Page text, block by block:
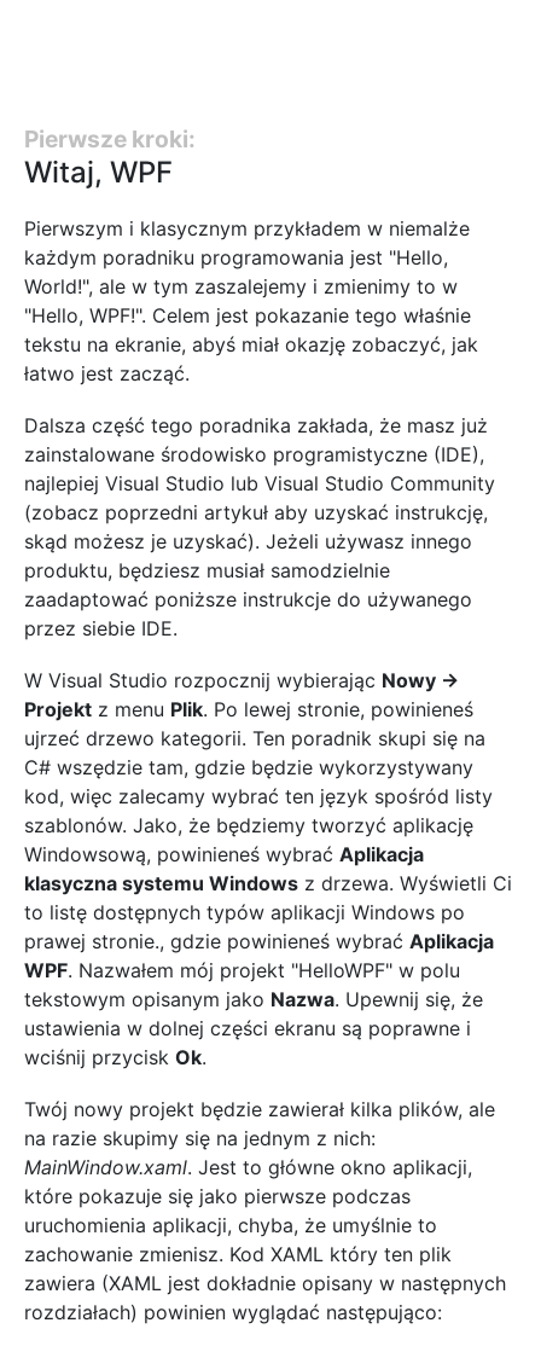
Pierwsze kroki:
Witaj, WPF
Pierwszym i klasycznym przykładem w niemalże
każdym poradniku programowania jest "Hello,
World!", ale w tym zaszalejemy i zmienimy to w
"Hello, WPF!". Celem jest pokazanie tego właśnie
tekstu na ekranie, abyś miał okazję zobaczyć, jak
łatwo jest zacząć.
Dalsza część tego poradnika zakłada, że masz już
zainstalowane środowisko programistyczne (IDE),
najlepiej Visual Studio lub Visual Studio Community
(zobacz poprzedni artykuł aby uzyskać instrukcję,
skąd możesz je uzyskać). Jeżeli używasz innego
produktu, będziesz musiał samodzielnie
zaadaptować poniższe instrukcje do używanego
przez siebie IDE.
W Visual Studio rozpocznij wybierając Nowy ->
Projekt z menu Plik. Po lewej stronie, powinieneś
ujrzeć drzewo kategorii. Ten poradnik skupi się na
C# wszędzie tam, gdzie będzie wykorzystywany
kod, więc zalecamy wybrać ten język spośród listy
szablonów. Jako, że będziemy tworzyć aplikację
Windowsową, powinieneś wybrać Aplikacja
klasyczna systemu Windows z drzewa. Wyświetli Ci
to listę dostępnych typów aplikacji Windows po
prawej stronie., gdzie powinieneś wybrać Aplikacja
WPF. Nazwałem mój projekt "HelloWPF" w polu
tekstowym opisanym jako Nazwa. Upewnij się, że
ustawienia w dolnej części ekranu są poprawne i
wciśnij przycisk Ok.
Twój nowy projekt będzie zawierał kilka plików, ale
na razie skupimy się na jednym z nich:
MainWindow.xaml. Jest to główne okno aplikacji,
które pokazuje się jako pierwsze podczas
uruchomienia aplikacji, chyba, że umyślnie to
zachowanie zmienisz. Kod XAML który ten plik
zawiera (XAML jest dokładnie opisany w następnych
rozdziałach) powinien wyglądać następująco: